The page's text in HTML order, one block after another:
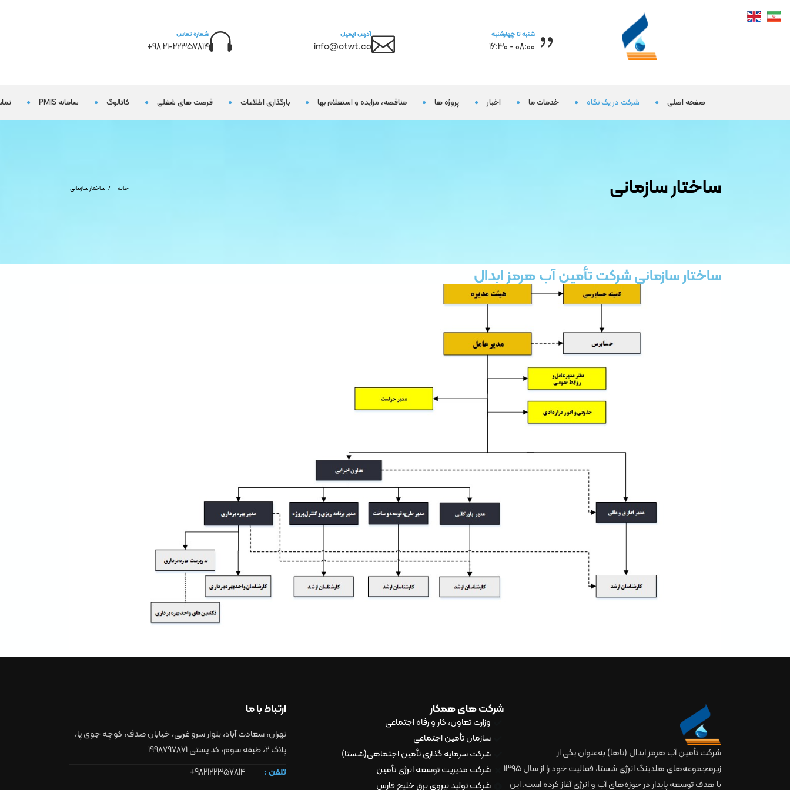
شنبه تا چهارشنبه
08:00 - 16:30
آدرس ایمیل
info@otwt.co
شماره تماس
21-22357814 98+
صفحه اصلی شرکت در یک نگاه خدمات ما اخبار پروژه ها مناقصه، مزایده و استعلام بها بارگذاری اطلاعات فرصت های شغلی کاتالوگ سامانه PMIS
ساختار سازمانی خانه ساختار سازمانی
ساختار سازمانی شرکت تأمین آب هرمز ابدال
شرکت تأمین آب هرمز ابدال (تاها) به‌عنوان یکی از
زیرمجموعه‌های هلدینگ انرژی شستا، فعالیت خود را از سال ۱۳۹۵
با هدف توسعه پایدار در حوزه‌های آب و انرژی آغاز کرده است. این
شرکت های همکار
وزارت تعاون، کار و رفاه اجتماعی
سازمان تأمین اجتماعی
شرکت سرمایه گذاری تأمین اجتماهی(شستا)
شرکت مدیریت توسعه انرژی تأمین
شرکت تولید نیروی برق خلیج فارس
ارتباط با ما
ﺗﻬﺮان، سعادت آباد، بلوار سرو غربی، خیابان صدف، کوچه جوی پا،
پلاک 2، طبقه سوم، کد پستی 1998797871
تلفن :
982122357814+